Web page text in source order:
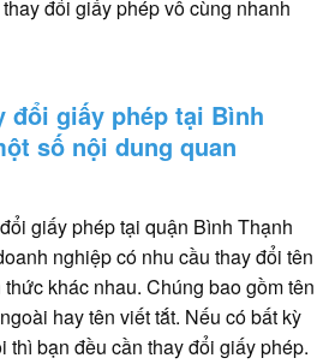
đổi giấy phép vô cùng nhanh
đổi giấy phép tại Bình
số nội dung quan
giấy phép tại quận Bình Thạnh
nghiệp có nhu cầu thay đổi tên
khác nhau. Chúng bao gồm tên
hay tên viết tắt. Nếu có bất kỳ
thì bạn đều cần thay đổi giấy phép.